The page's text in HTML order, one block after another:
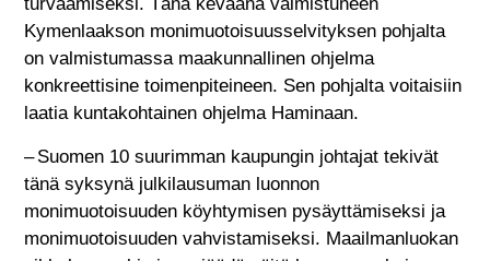
turvaamiseksi. Tänä keväänä valmistuneen
Kymenlaakson monimuotoisuusselvityksen pohjalta
on valmistumassa maakunnallinen ohjelma
konkreettisine toimenpiteineen. Sen pohjalta voitaisiin
laatia kuntakohtainen ohjelma Haminaan.
– Suomen 10 suurimman kaupungin johtajat tekivät
tänä syksynä julkilausuman luonnon
monimuotoisuuden köyhtymisen pysäyttämiseksi ja
monimuotoisuuden vahvistamiseksi. Maailmanluokan